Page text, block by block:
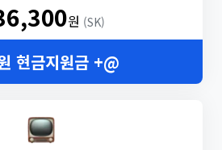
원 (SK)
현금지원금 +@